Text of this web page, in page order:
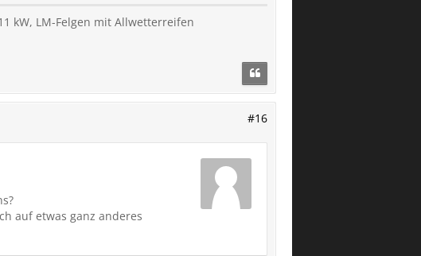
kW, LM-Felgen mit Allwetterreifen
#16
auf etwas ganz anderes